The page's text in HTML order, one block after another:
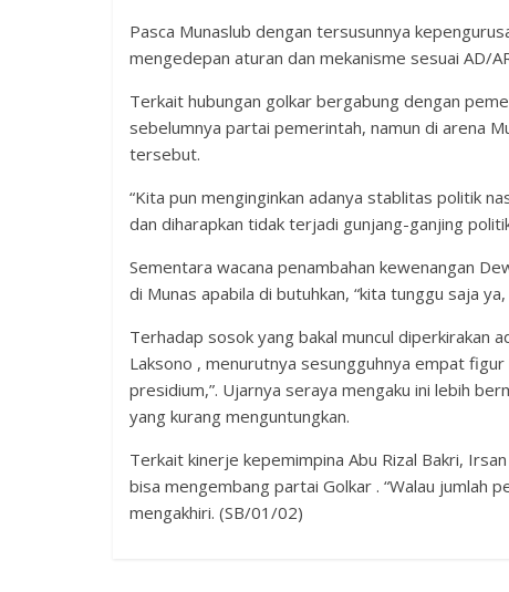
Pasca Munaslub dengan tersusunnya
mengedepan aturan dan mekanisme sesuai AD/
Terkait hubungan golkar bergabung dengan
sebelumnya partai pemerintah, namun di arena
tersebut.
“Kita pun menginginkan adanya stablitas politik
dan diharapkan tidak terjadi gunjang-ganjing
Sementara wacana penambahan kewenangan
di Munas apabila di butuhkan, “kita tunggu saja ya,
Terhadap sosok yang bakal muncul diperkirakan
Laksono , menurutnya sesungguhnya empat
presidium,”. Ujarnya seraya mengaku ini lebih
yang kurang menguntungkan.
Terkait kinerje kepemimpina Abu Rizal Bakri,
bisa mengembang partai Golkar . “Walau jumlah
mengakhiri. (SB/01/02)